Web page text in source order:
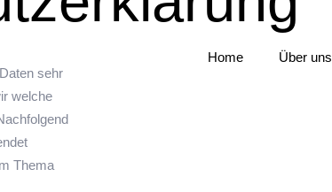
Home Über uns
sehr
welche
Thema